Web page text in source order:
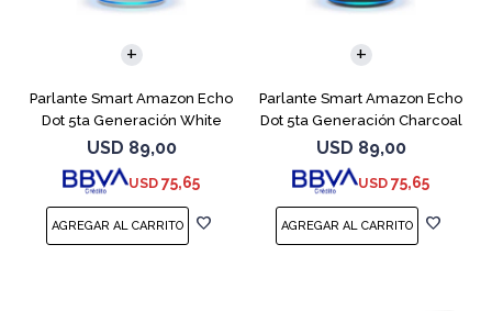
Parlante Smart Amazon Echo
Dot 5ta Generación White
USD 89,00
USD 75,65
Parlante Smart Amazon Echo
Dot 5ta Generación Charcoal
USD 89,00
USD 75,65